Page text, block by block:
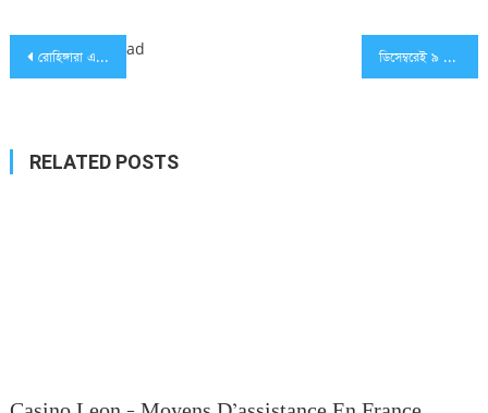
Post
রোহিঙ্গারা এখন ফেরত যেতেও শর্ত দিচ্ছে ডিসেম্বরেই ৯ কোটি নাগরিকের হাতে পৌঁছাবে স্মার্টকার্ড
ad
RELATED POSTS